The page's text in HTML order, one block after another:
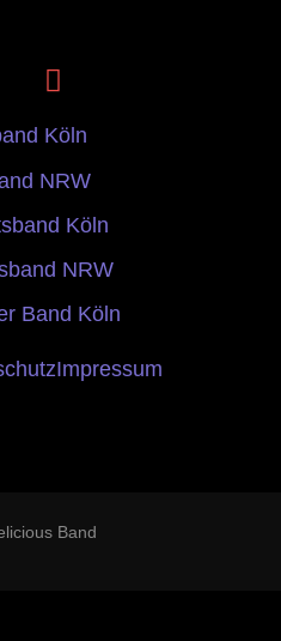
Köln
NRW
Köln
NRW
Band Köln
Impressum
Band